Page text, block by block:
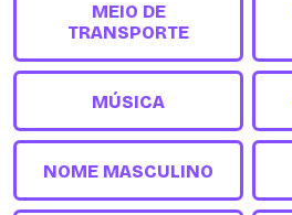
MEIO DE
TRANSPORTE
MÚSICA
NOME MASCULINO